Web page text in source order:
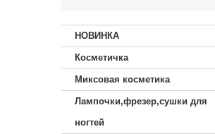
НОВИНКА
Косметичка
Миксовая косметика
Лампочки,фрезер,сушки для
ногтей